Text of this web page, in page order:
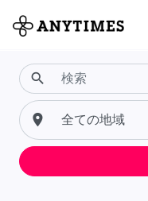
search
place